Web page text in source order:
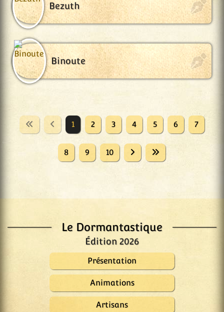
Le Dormantastique
Édition 2026
Présentation
Animations
Artisans
Bezuth
Binoute
1 2 3 4 5 6 7
8 9 10